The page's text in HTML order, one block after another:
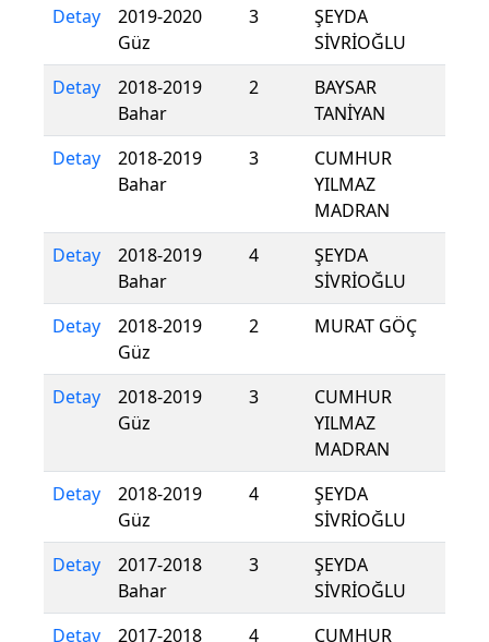
Detay
2019-2020
Güz
3
ŞEYDA
SİVRİOĞLU
Detay
2018-2019
Bahar
2
BAYSAR
TANİYAN
Detay
2018-2019
Bahar
3
CUMHUR
YILMAZ
MADRAN
Detay
2018-2019
Bahar
4
ŞEYDA
SİVRİOĞLU
Detay
2018-2019
Güz
2 MURAT GÖÇ
Detay
2018-2019
Güz
3
CUMHUR
YILMAZ
MADRAN
Detay
2018-2019
Güz
4
ŞEYDA
SİVRİOĞLU
Detay
2017-2018
Bahar
3
ŞEYDA
SİVRİOĞLU
Detay
2017-2018
4
CUMHUR